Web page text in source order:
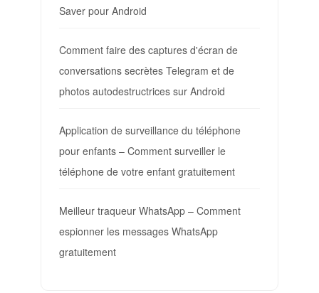
Saver pour Android
Comment faire des captures d'écran de
conversations secrètes Telegram et de
photos autodestructrices sur Android
Application de surveillance du téléphone
pour enfants – Comment surveiller le
téléphone de votre enfant gratuitement
Meilleur traqueur WhatsApp – Comment
espionner les messages WhatsApp
gratuitement